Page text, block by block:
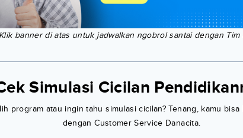
banner di atas untuk jadwalkan ngobrol santai dengan Tim
Simulasi Cicilan
program atau ingin tahu simulasi cicilan? Tenang, kamu
dengan Customer Service Danacita.